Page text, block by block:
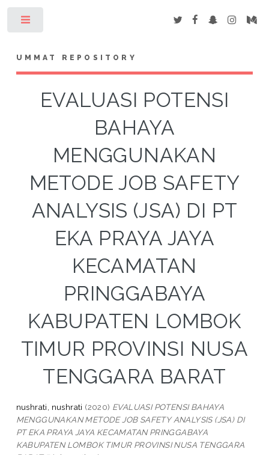
UMMAT REPOSITORY
EVALUASI POTENSI
BAHAYA
MENGGUNAKAN
METODE JOB SAFETY
ANALYSIS (JSA) DI PT
EKA PRAYA JAYA
KECAMATAN
PRINGGABAYA
KABUPATEN LOMBOK
TIMUR PROVINSI NUSA
TENGGARA BARAT
nushrati, nushrati (2020) EVALUASI POTENSI BAHAYA
MENGGUNAKAN METODE JOB SAFETY ANALYSIS (JSA) DI
PT EKA PRAYA JAYA KECAMATAN PRINGGABAYA
KABUPATEN LOMBOK TIMUR PROVINSI NUSA TENGGARA